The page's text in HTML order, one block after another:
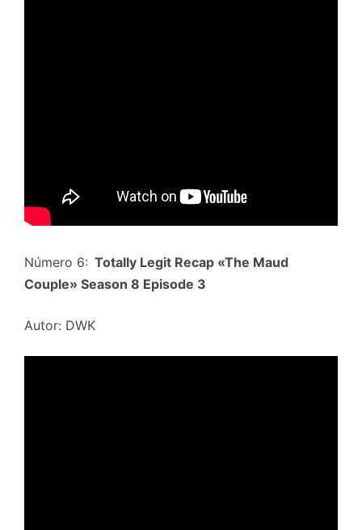
Número 6: Totally Legit Recap «The Maud
Couple» Season 8 Episode 3
Autor: DWK